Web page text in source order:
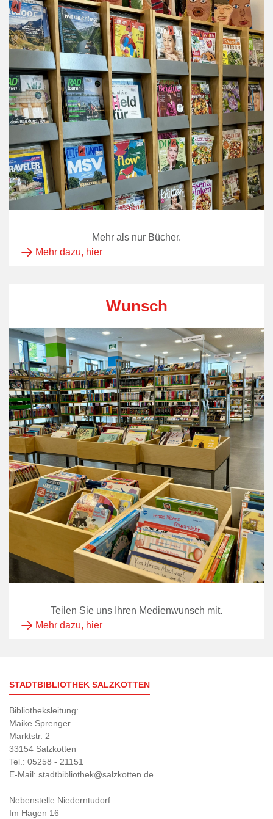
Mehr als nur Bücher.
Mehr dazu, hier
Wunsch
Teilen Sie uns Ihren Medienwunsch mit.
Mehr dazu, hier
STADTBIBLIOTHEK SALZKOTTEN
Bibliotheksleitung:
Maike Sprenger
Marktstr. 2
33154 Salzkotten
Tel.: 05258 - 21151
E-Mail: stadtbibliothek@salzkotten.de
Nebenstelle Niederntudorf
Im Hagen 16